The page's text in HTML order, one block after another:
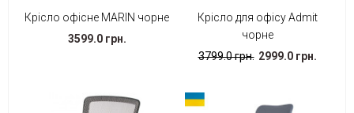
Крісло офісне MARIN чорне
3599.0 грн.
Крісло для офісу Admit
чорне
3799.0 грн. 2999.0 грн.